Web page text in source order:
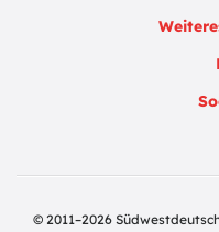
© 2011–2026